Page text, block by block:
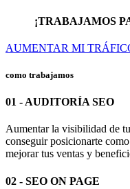
¡TRABAJAMOS
AUMENTAR MI
como trabajamos
01 - AUDITORÍA SEO
Aumentar la visibilidad de
conseguir posicionarte
mejorar tus ventas y
02 - SEO ON PAGE